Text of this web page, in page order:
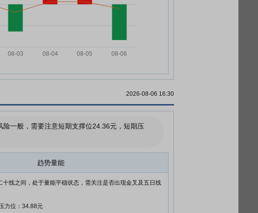
2026-08-06 16:30
一般，需要注意短期支撑位24.36元，短期压
趋势量能
十线之间，处于量能平稳状态，需关注是否出现金叉及五日线
力位：34.88元